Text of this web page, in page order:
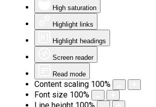
High saturation
Highlight links
Highlight headings
Screen reader
Read mode
Content scaling 100%
Font size 100%